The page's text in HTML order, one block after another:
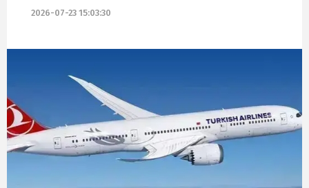
2026-07-23 15:03:30